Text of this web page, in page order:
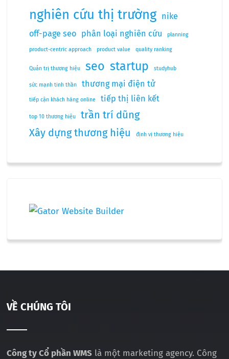
nghiên cứu thị trường
nike
off-page seo
phân loại nghiên cứu planning
product-centric approach product value quality ranking
Quản trị thương hiệu seo startup studyhub
sức mạnh tinh thần thương mại điện tử
tiếp cận khách hàng online tiếp thị liên kết
top 10 thương hiệu
trần trí dũng
Xây dựng thương hiệu
định vị thương hiệu
VỀ CHÚNG TÔI
Công ty Cổ phần WMS là một marketing agency. Công